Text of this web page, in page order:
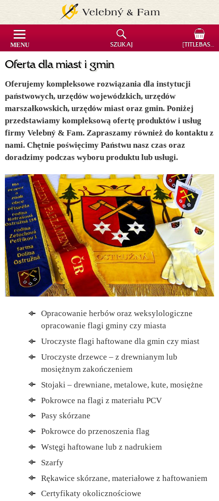
Oferta dla miast i gmin
Oferujemy kompleksowe rozwiązania dla instytucji
państwowych, urzędów wojewódzkich, urzędów
marszałkowskich, urzędów miast oraz gmin. Poniżej
przedstawiamy kompleksową ofertę produktów i usług
firmy Velebný & Fam. Zapraszamy również do kontaktu z
nami. Chętnie poświęcimy Państwu nasz czas oraz
doradzimy podczas wyboru produktu lub usługi.
Opracowanie herbów oraz weksylologiczne
opracowanie flagi gminy czy miasta
Uroczyste flagi haftowane dla gmin czy miast
Uroczyste drzewce – z drewnianym lub
mosiężnym zakończeniem
Stojaki – drewniane, metalowe, kute, mosiężne
Pokrowce na flagi z materiału PCV
Pasy skórzane
Pokrowce do przenoszenia flag
Wstęgi haftowane lub z nadrukiem
Szarfy
Rękawice skórzane, materiałowe z haftowaniem
Certyfikaty okolicznościowe
MENU SZUKAJ [TITLEBASKET]